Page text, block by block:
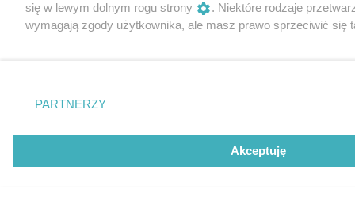
się w lewym dolnym rogu strony
. Niektóre rodzaje
wymagają zgody użytkownika, ale masz prawo sprzeciwić się
naszych serwisów internetowych. Szczegółowe informacje
Twoich danych znajdziesz w
PARTNERZY
Akceptuję